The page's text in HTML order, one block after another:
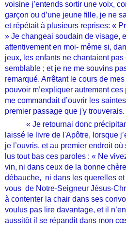
voisine j’entends sortir une voix,
garçon ou d’une jeune fille, je ne
et répétait à plusieurs reprises: «
» Je changeai soudain de visage,
attentivement en moi- même si,
jeux, les enfants ne chantaient
semblable ; et je ne me souvins
remarqué. Arrêtant le cours de
pouvoir m’expliquer autrement
me commandait d’ouvrir les
premier passage que j'y trouverais.
« Je retournai donc
laissé le livre de l'Apôtre, lorsque
je l’ouvris, et au premier endroit
lus tout bas ces paroles : « Ne
vin, ni dans ceux de la bonne
débauche, ni dans les querelles
vous de Notre-Seigneur Jésus-
à contenter la chair dans ses
voulus pas lire davantage, et il
aussitôt il se répandit dans mon